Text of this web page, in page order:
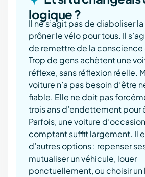
logique ?
Il ne s’agit pas de diaboliser
prôner le vélo pour tous. Il
de remettre de la conscience
Trop de gens achètent une
réflexe, sans réflexion réelle.
voiture n’a pas besoin d’être
fiable. Elle ne doit pas
trois ans d’endettement pour
Parfois, une voiture
comptant suffit largement. Il
d’autres options : repenser
mutualiser un véhicule, louer
ponctuellement, ou choisir un